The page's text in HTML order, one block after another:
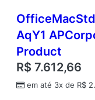
OfficeMacStd
AqY1
Product
R$ 7.612,66
em até 3x de R$